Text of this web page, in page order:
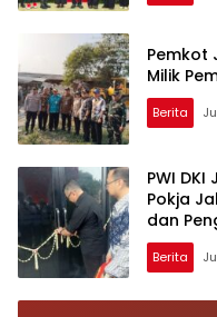
Pemkot
Milik
Berita
PWI
Pokja
dan
Berita